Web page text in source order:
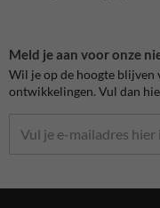
Meld je aan voor onze
Wil je op de hoogte blijven
ontwikkelingen. Vul dan